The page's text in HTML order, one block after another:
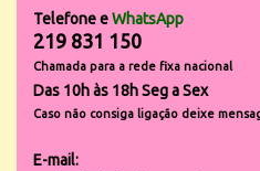
Telefone eWhatsApp
219 831 150
Chamada para a rede fixa nacional
Das 10h às 18h Seg a Sex
Caso não consiga ligação deixe
E-mail: